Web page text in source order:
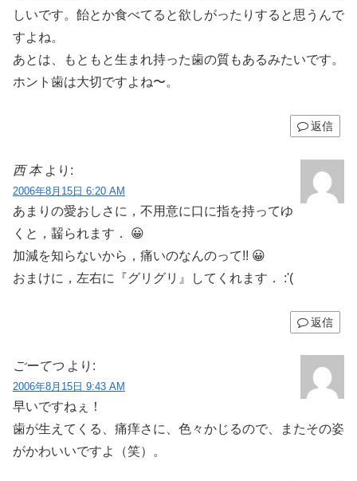
しいです。飴とか食べてると欲しがったりすると思うんで
すよね。
あとは、もともと生まれ持った歯の質もあるみたいです。
ホント歯は大切ですよね〜。
返信
西 本 より:
2006年8月15日 6:20 AM
あまりの愛おしさに，不用意に口に指を持ってゆ
くと，齧られます． 😀
加減を知らないから，痛いのなんのって!! 😀
おまけに，左右に『グリグリ』してくれます． :'(
返信
ごーてつ より:
2006年8月15日 9:43 AM
早いですねぇ！
歯が生えてくる、痛痒さに、色々かじるので、またその姿
がかわいいですよ（笑）。